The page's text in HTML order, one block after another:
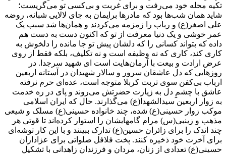
تکیه محله خود می‌رفت و برای غربت و بی‌کسی تو می‌گریست؛
شاید همان شب‌ها بود که مادرها برایمان به جای لالایی شبانه، روضه
علی اصغر(ع) و رباب را زمزمه می‌کردند و همان‌ها شد سبب یک
عمر خوشی و یک دنیا معرفت از تو که اکنون دست به دست هم
داده که بتواند کسانی را که دلشان پیش تو جا مانده را دلخوش به
کاری کند، کاری که نه وظیفه است و نه تکلیف، بلکه فقط از روی
عرض ارادت و بیعت با آرمان‌هایت است ای شهید سرجدا. در
روزهایی که دل عاشقان سرور و سالار شهیدان در آستانه اربعین
ارباب بی‌کفن سوی تربت کربلا متوجه است، عده‌ای حرم نرفته
عاشق با چشمِِ دل به زیارت حضرتش می‌روند و پای در ره خدمت
به زوار اربعین سیدالشهدا(ع) می‌گذارند. حال که ایران اسلامی
موکب زوار حسینی(ع) شده، چند خانواده حسینی(ع) مسلک و شیعی
مذهب و زینبی(س) مرام گامهایشان را استوار کرده‌اند تا قوتی هر
چند اندک را برای زائران حسین(ع) تدارک ببینند و با این کار توشه‌ای
برای آخرت خود ذخیره کنند. پخت فلافل صلواتی برای عزاداران
حسینی(ع) تعدادی از زنان، مردان و فرزندان زاهدانی با تشکیل